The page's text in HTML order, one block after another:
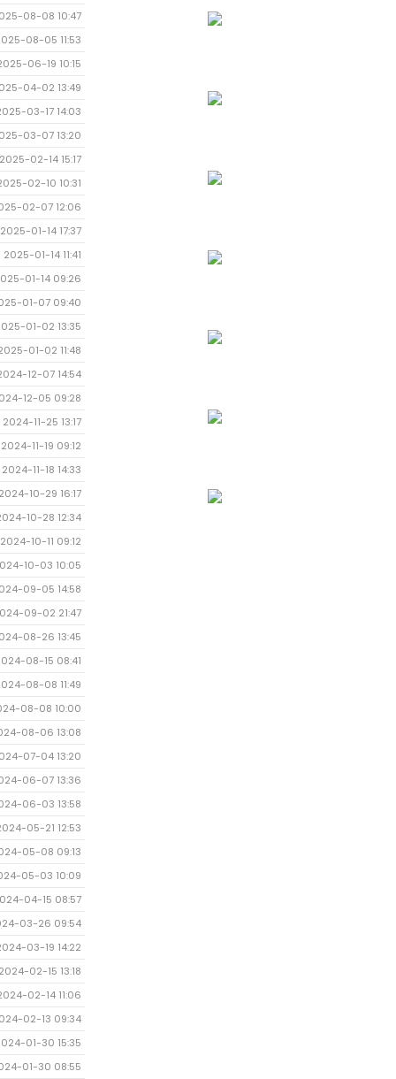
08-08 10:47
08-05 11:53
06-19 10:15
04-02 13:49
03-17 14:03
03-07 13:20
2025-02-14 15:17
02-10 10:31
02-07 12:06
2025-01-14 17:37
2025-01-14 11:41
01-14 09:26
01-07 09:40
01-02 13:35
01-02 11:48
12-07 14:54
12-05 09:28
2024-11-25 13:17
2024-11-19 09:12
2024-11-18 14:33
2024-10-29 16:17
10-28 12:34
2024-10-11 09:12
10-03 10:05
09-05 14:58
09-02 21:47
08-26 13:45
08-15 08:41
08-08 11:49
08-08 10:00
08-06 13:08
07-04 13:20
06-07 13:36
06-03 13:58
05-21 12:53
05-08 09:13
05-03 10:09
04-15 08:57
03-26 09:54
03-19 14:22
2024-02-15 13:18
02-14 11:06
02-13 09:34
01-30 15:35
01-30 08:55